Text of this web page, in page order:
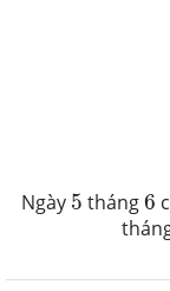
Ngày 5
5 tháng6
6